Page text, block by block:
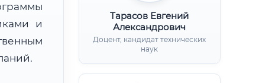
Тарасов Евгений
Александрович
Доцент, кандидат технических
наук
и